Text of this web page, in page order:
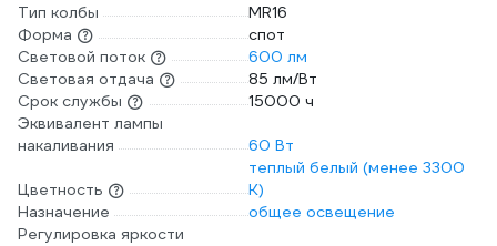
Тип колбы
MR16
Форма
спот
Световой поток
600 лм
Световая отдача
85 лм/Вт
Срок службы
15000 ч
Эквивалент лампы
накаливания
60 Вт
Цветность
теплый белый (менее 3300
К)
Назначение
общее освещение
Регулировка яркости